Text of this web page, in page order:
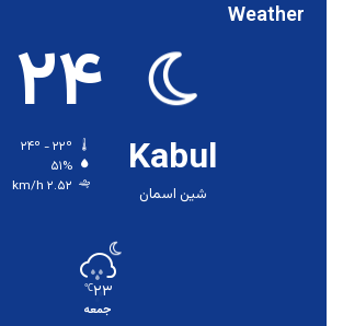
Weather
Kabul
شین اسمان
۲۴
۵۱%
۲.۵۲ km/h
۲۳℃
جمعه